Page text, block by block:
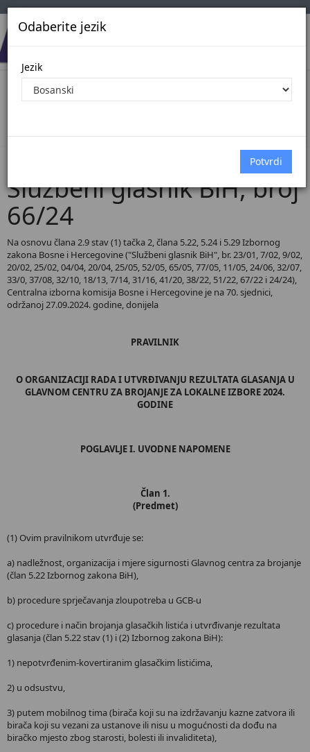
Odaberite jezik
Jezik
Pregled Dokumenata| Broj 66/24
Službeni glasnik BiH, broj
66/24
Na osnovu člana 2.9 stav (1) tačka 2, člana 5.22, 5.24 i 5.29 Izbornog
zakona Bosne i Hercegovine ("Službeni glasnik BiH", br. 23/01, 7/02, 9/02,
20/02, 25/02, 04/04, 20/04, 25/05, 52/05, 65/05, 77/05, 11/05, 24/06, 32/07,
33/0, 37/08, 32/10, 18/13, 7/14, 31/16, 41/20, 38/22, 51/22, 67/22 i 24/24),
Centralna izborna komisija Bosne i Hercegovine je na 70. sjednici,
održanoj 27.09.2024. godine, donijela
PRAVILNIK
O ORGANIZACIJI RADA I UTVRĐIVANJU REZULTATA GLASANJA U
GLAVNOM CENTRU ZA BROJANJE ZA LOKALNE IZBORE 2024.
GODINE
POGLAVLJE I. UVODNE NAPOMENE
Član 1.
(Predmet)
(1) Ovim pravilnikom utvrđuje se:
a) nadležnost, organizacija i mjere sigurnosti Glavnog centra za brojanje
(član 5.22 Izbornog zakona BiH),
b) procedure sprječavanja zloupotreba u GCB-u
c) procedure i način brojanja glasačkih listića i utvrđivanje rezultata
glasanja (član 5.22 stav (1) i (2) Izbornog zakona BiH):
1) nepotvrđenim-kovertiranim glasačkim listićima,
2) u odsustvu,
3) putem mobilnog tima (birača koji su na izdržavanju kazne zatvora ili
birača koji su vezani za ustanove ili nisu u mogućnosti da dođu na
biračko mjesto zbog starosti, bolesti ili invaliditeta),